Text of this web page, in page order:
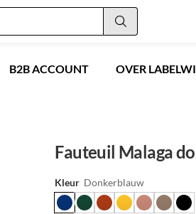
B2B ACCOUNT OVER
Fauteuil Malaga
Kleur Donkerblauw